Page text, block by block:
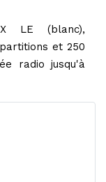
LE (blanc),
et 250
radio jusqu'à